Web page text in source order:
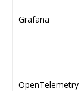
Grafana
OpenTelemetry